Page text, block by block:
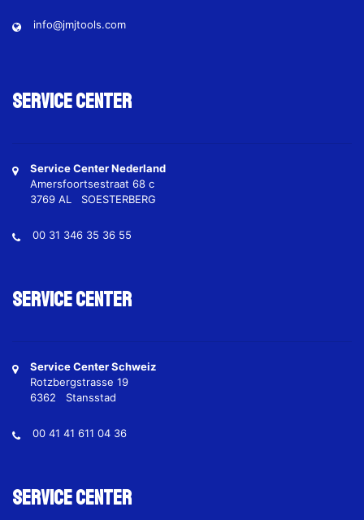
info@jmjtools.com
Service Center
Service Center Nederland
Amersfoortsestraat 68 c
3769 AL SOESTERBERG
00 31 346 35 36 55
Service Center
Service Center Schweiz
Rotzbergstrasse 19
6362 Stansstad
00 41 41 611 04 36
Service Center